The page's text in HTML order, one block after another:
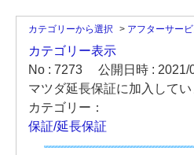
カテゴリーから選択 > アフターサー
カテゴリー表示
No : 7273
公開日時 : 2021/
マツダ延長保証に加入して
カテゴリー：
保証/延長保証